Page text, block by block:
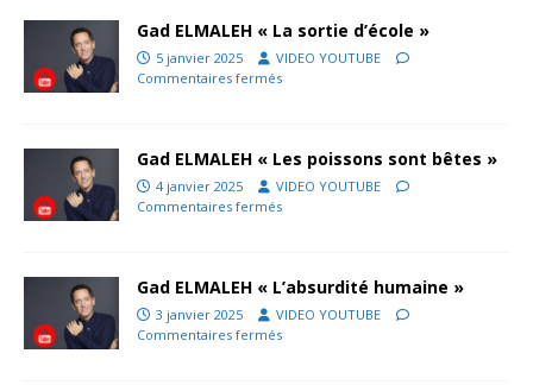
Gad ELMALEH « La sortie d’école »
5 janvier 2025
VIDEO YOUTUBE
Commentaires fermés
Gad ELMALEH « Les poissons sont bêtes »
4 janvier 2025
VIDEO YOUTUBE
Commentaires fermés
Gad ELMALEH « L’absurdité humaine »
3 janvier 2025
VIDEO YOUTUBE
Commentaires fermés